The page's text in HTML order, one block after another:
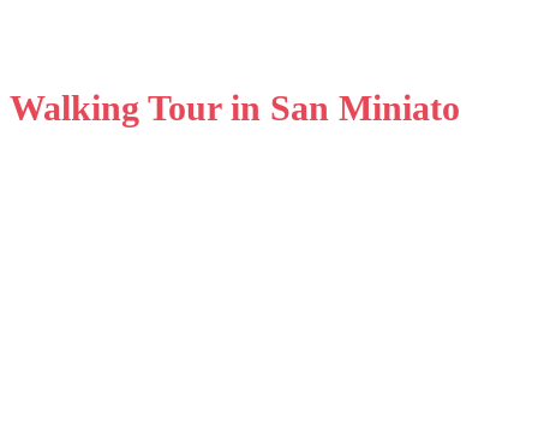
Walking Tour in San Miniato